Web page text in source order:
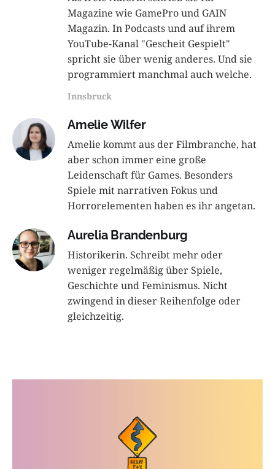
Magazine wie GamePro und GAIN
Magazin. In Podcasts und auf ihrem
YouTube-Kanal "Gescheit Gespielt"
spricht sie über wenig anderes. Und sie
programmiert manchmal auch welche.
Innsbruck
Amelie Wilfer
Amelie kommt aus der Filmbranche, hat
aber schon immer eine große
Leidenschaft für Games. Besonders
Spiele mit narrativen Fokus und
Horrorelementen haben es ihr angetan.
Aurelia Brandenburg
Historikerin. Schreibt mehr oder
weniger regelmäßig über Spiele,
Geschichte und Feminismus. Nicht
zwingend in dieser Reihenfolge oder
gleichzeitig.